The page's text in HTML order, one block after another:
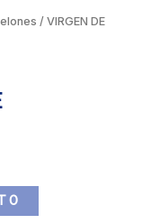
/ VIRGEN DE